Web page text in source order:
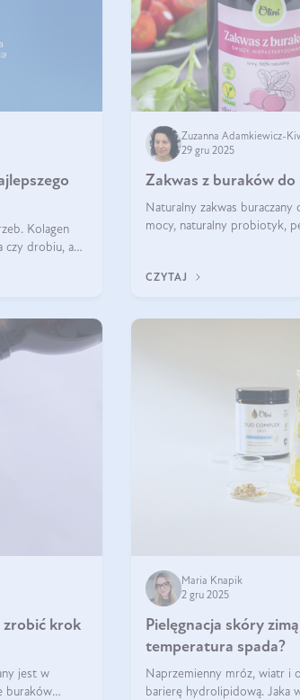
Kolagen
czy drobiu, a
— kolagen
Zuzanna Adamkiewicz-
29 gru 2025
Zakwas z buraków do
Naturalny zakwas
mocy, naturalny probiotyk,
CZYTAJ
zrobić krok
jest w
buraków
Maria Knapik
2 gru 2025
Pielęgnacja skóry
temperatura spada?
Naprzemienny mróz, wiatr i
barierę hydrolipidową. Jaka